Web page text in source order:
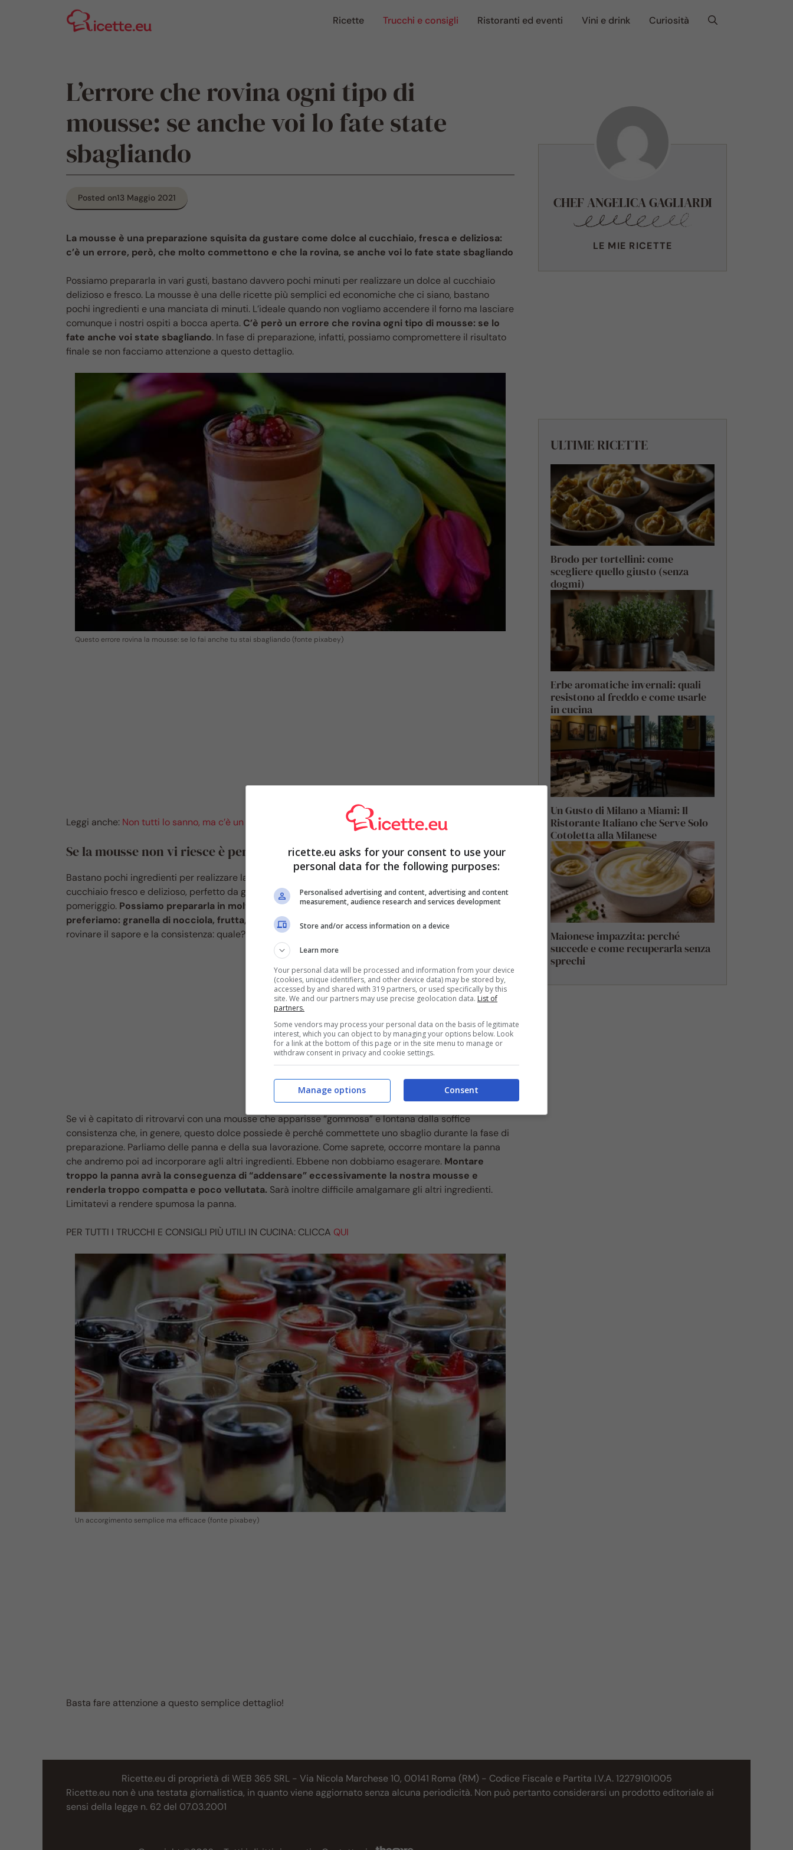
Ricette Trucchi e consigli Ristoranti ed eventi Vini e drink Curiosità
L’errore che rovina ogni tipo di
mousse: se anche voi lo fate state
sbagliando
Posted on13 Maggio 2021
La mousse è una preparazione squisita da gustare come dolce al cucchiaio, fresca e deliziosa:
c’è un errore, però, che molto commettono e che la rovina, se anche voi lo fate state sbagliando
Possiamo prepararla in vari gusti, bastano davvero pochi minuti per realizzare un dolce al cucchiaio
delizioso e fresco. La mousse è una delle ricette più semplici ed economiche che ci siano, bastano
pochi ingredienti e una manciata di minuti. L’ideale quando non vogliamo accendere il forno ma lasciare
comunque i nostri ospiti a bocca aperta. C’è però un errore che rovina ogni tipo di mousse: se lo
fate anche voi state sbagliando. In fase di preparazione, infatti, possiamo compromettere il risultato
finale se non facciamo attenzione a questo dettaglio.
Questo errore rovina la mousse: se lo fai anche tu stai sbagliando (fonte pixabey)
Leggi anche: Non tutti lo sanno, ma c’è un errore che rovina anche i dolci più buoni: non fatelo mai!
Se la mousse non vi riesce è perché commettete questo errore
Bastano pochi ingredienti per realizzare la mousse e il risultato è davvero strepitoso. Un dolce al
cucchiaio fresco e delizioso, perfetto da gustare al termine di una cena, ma anche come merenda nel
pomeriggio. Possiamo prepararla in moltissimi gusti e arricchirla con gli ingredienti che
preferiamo: granella di nocciola, frutta, scaglie di cioccolato.
C’è, però, un errore che rischia di
rovinare il sapore e la consistenza: quale? Scopriamolo!
Se vi è capitato di ritrovarvi con una mousse che apparisse “gommosa” e lontana dalla soffice
consistenza che, in genere, questo dolce possiede è perché commettete uno sbaglio durante la fase di
preparazione. Parliamo delle panna e della sua lavorazione. Come saprete, occorre montare la panna
che andremo poi ad incorporare agli altri ingredienti. Ebbene non dobbiamo esagerare. Montare
troppo la panna avrà la conseguenza di “addensare” eccessivamente la nostra mousse e
renderla troppo compatta e poco vellutata. Sarà inoltre difficile amalgamare gli altri ingredienti.
Limitatevi a rendere spumosa la panna.
PER TUTTI I TRUCCHI E CONSIGLI PIÙ UTILI IN CUCINA: CLICCA QUI
Un accorgimento semplice ma efficace (fonte pixabey)
Basta fare attenzione a questo semplice dettaglio!
CHEF ANGELICA GAGLIARDI
LE MIE RICETTE
ULTIME RICETTE
Brodo per tortellini: come
scegliere quello giusto (senza
dogmi)
Erbe aromatiche invernali: quali
resistono al freddo e come usarle
in cucina
Un Gusto di Milano a Miami: Il
Ristorante Italiano che Serve Solo
Cotoletta alla Milanese
Maionese impazzita: perché
succede e come recuperarla senza
sprechi
Ricette.eu di proprietà di WEB 365 SRL - Via Nicola Marchese 10, 00141 Roma (RM) - Codice Fiscale e Partita I.V.A. 12279101005
Ricette.eu non è una testata giornalistica, in quanto viene aggiornato senza alcuna periodicità. Non può pertanto considerarsi un prodotto editoriale ai
sensi della legge n. 62 del 07.03.2001
ricette.eu asks for your consent to use your
personal data for the following purposes:
Personalised advertising and content, advertising and content
measurement, audience research and services development
Store and/or access information on a device
Learn more
Your personal data will be processed and information from your device
(cookies, unique identifiers, and other device data) may be stored by,
accessed by and shared with 319 partners, or used specifically by this
site. We and our partners may use precise geolocation data. List of
partners.
Some vendors may process your personal data on the basis of legitimate
interest, which you can object to by managing your options below. Look
for a link at the bottom of this page or in the site menu to manage or
withdraw consent in privacy and cookie settings.
Consent
Manage options